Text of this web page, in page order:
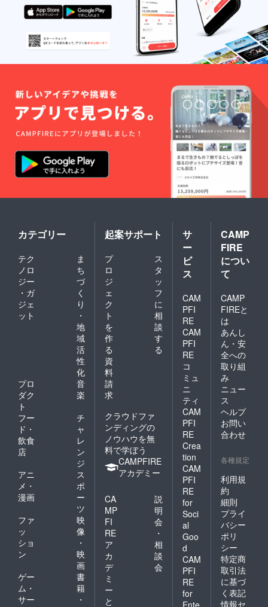
カテゴリー
テク
ノロ
ジー
・ガ
ジェ
ット
ま
ち
づ
く
り
・
地
域
活
性
化
プロ
ダク
ト
音
楽
フー
ド・
飲食
店
チ
ャ
レ
ン
ジ
アニ
メ・
漫画
ス
ポ
ー
ツ
ファ
ッ
ショ
ン
映
像
・
映
画
ゲー
ム・
サー
書
籍
・
起案サポート
プ
ロ
ジ
ェ
ク
ト
を
作
る
ス
タ
ッ
フ
に
相
談
す
る
資
料
請
求
クラウドファ
ンディングの
ノウハウを無
料で学ぼう
CAMPFIRE
アカデミー
CA
MP
FI
RE
ア
カ
デ
ミ
ー
と
説
明
会
・
相
談
会
サ
ー
ビ
ス
CAM
PFI
RE
CAM
PFI
RE
コ
ミュ
ニ
ティ
CAM
PFI
RE
Crea
tion
CAM
PFI
RE
for
Soci
al
Goo
d
CAM
PFI
RE
for
Ente
CAMP
FIRE
につい
て
CAMP
FIREと
は
あんし
ん・安
全への
取り組
み
ニュー
ス
ヘルプ
お問い
合わせ
各種規定
利用規
約
細則
プライ
バシー
ポリ
シー
特定商
取引法
に基づ
く表記
情報セ